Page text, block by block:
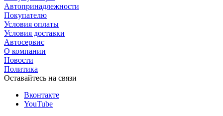
Автопринадлежности
Покупателю
Условия оплаты
Условия доставки
Автосервис
О компании
Новости
Политика
Оставайтесь на связи
Вконтакте
YouTube